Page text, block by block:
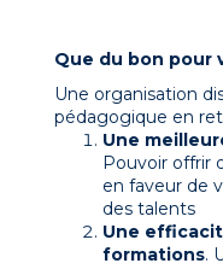
Que du bon pour
Une organisation
pédagogique en
Une
Pouvoir offrir
en faveur de
des talents
Une
formations.